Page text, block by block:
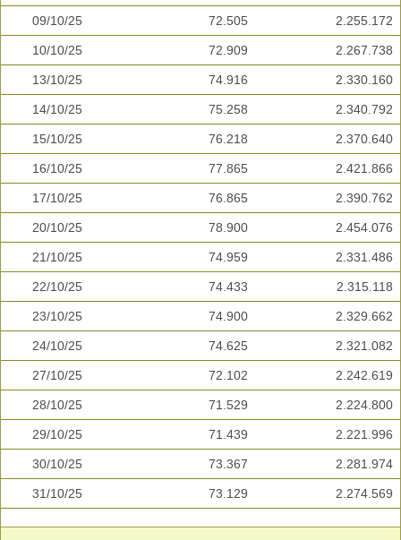
09/10/25 72.505 2.255.172
10/10/25 72.909 2.267.738
13/10/25 74.916 2.330.160
14/10/25 75.258 2.340.792
15/10/25 76.218 2.370.640
16/10/25 77.865 2.421.866
17/10/25 76.865 2.390.762
20/10/25 78.900 2.454.076
21/10/25 74.959 2.331.486
22/10/25 74.433 2.315.118
23/10/25 74.900 2.329.662
24/10/25 74.625 2.321.082
27/10/25 72.102 2.242.619
28/10/25 71.529 2.224.800
29/10/25 71.439 2.221.996
30/10/25 73.367 2.281.974
31/10/25 73.129 2.274.569